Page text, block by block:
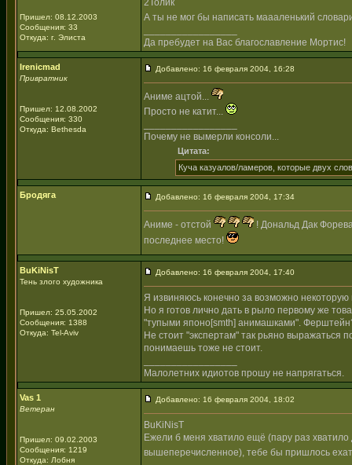
Пришел: 08.12.2003
Сообщения: 33
Откуда: г. Элиста
2Толик
А ты не мог бы написать маааленький
Да пребудет на Вас благославление Мортис!
Irenicmad
Привратник
Пришел: 12.08.2002
Сообщения: 330
Откуда: Bethesda
Добавлено: 16 февраля 2004, 16:28
Аниме ацтой...
Просто не катит...
Почему не вымерли консоли...
Цитата:
Куча казуалов/ламеров, которые двух
Бродяга Добавлено: 16 февраля 2004, 17:34
Аниме - отстой
! Дональд Дак
последнее место!
BuKiNisT
Тень злого художника
Пришел: 25.05.2002
Сообщения: 1388
Откуда: Tel-Aviv
Добавлено: 16 февраля 2004, 17:40
Я извиняюсь конечно за возможно некоторую
Но я готов лично дать в рыло первому же
"тупыми японо[smth] анимашками".
Не стоит "экспертам" так рьяно выражаться
понимаешь тоже не стоит.
Малолетних идиотов прошу не напрягаться.
Vas 1
Ветеран
Пришел: 09.02.2003
Сообщения: 1219
Откуда: Лобня
Добавлено: 16 февраля 2004, 18:02
BuKiNisT
Ежели б меня хватило ещё (пару раз
вышеперечисленное), тебе бы пришлось